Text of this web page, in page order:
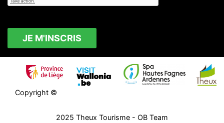
Copyright ©
2025 Theux Tourisme - OB Team